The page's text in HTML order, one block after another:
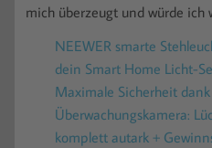
mich überzeugt und würde ich
NEEWER smarte
dein Smart Home Licht-
Maximale Sicherheit dank
Überwachungskamera:
komplett autark +